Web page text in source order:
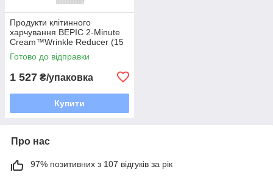
Продукти клітинного
харчування BEPIC 2-Minute
Cream™Wrinkle Reducer (15
ml)
Готово до відправки
1 527 ₴/упаковка
Купити
Про нас
97% позитивних з 107 відгуків за рік